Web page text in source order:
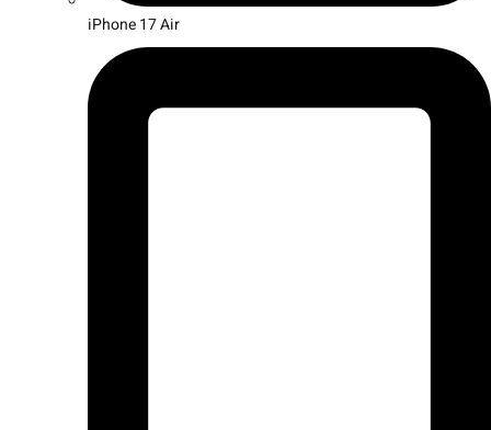
iPhone 17 Air